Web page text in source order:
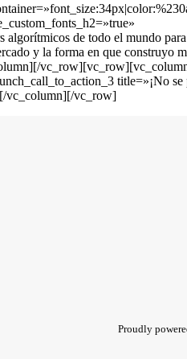
de todo el mundo para
y la forma en que construyo
title=»¡No se
vc_column][/vc_row]
Proudly